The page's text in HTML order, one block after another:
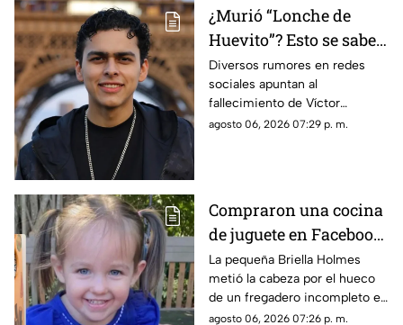
¿Murió “Lonche de
Huevito”? Esto se sabe
del streamer
sinaloense
Diversos rumores en redes
sociales apuntan al
fallecimiento de Víctor
Ordoñez, conocido como
agosto 06, 2026 07:29 p. m.
Compraron una cocina
de juguete en Facebook
y terminó en tragedia:
Muere niña de 3 años
atrapada en el mueble
La pequeña Briella Holmes
metió la cabeza por el hueco
de un fregadero incompleto en
un mueble de segunda mano;
agosto 06, 2026 07:26 p. m.